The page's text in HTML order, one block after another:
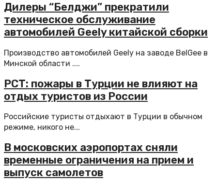
Дилеры “Белджи” прекратили
техническое обслуживание
автомобилей Geely китайской сборки
Производство автомобилей Geely на заводе BelGee в
Минской области ....
РСТ: пожары в Турции не влияют на
отдых туристов из России
Российские туристы отдыхают в Турции в обычном
режиме, никого не...
В московских аэропортах сняли
временные ограничения на прием и
выпуск самолетов